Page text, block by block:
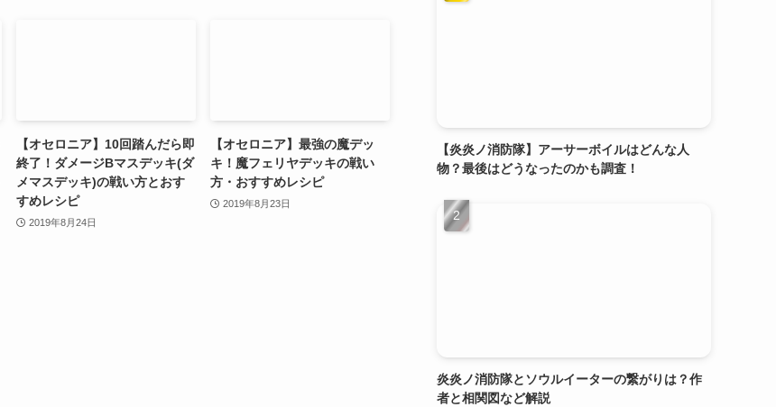
【オセロニア】10回踏んだら即
終了！ダメージBマスデッキ(ダ
メマスデッキ)の戦い方とおす
すめレシピ
2019年8月24日
【オセロニア】最強の魔デッ
キ！魔フェリヤデッキの戦い
方・おすすめレシピ
2019年8月23日
【炎炎ノ消防隊】アーサーボイルはどんな人
物？最後はどうなったのかも調査！
炎炎ノ消防隊とソウルイーターの繋がりは？作
者と相関図など解説